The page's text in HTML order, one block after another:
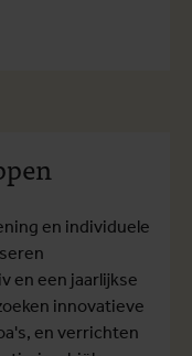
en individuele
en een jaarlijkse
innovatieve
en verrichten